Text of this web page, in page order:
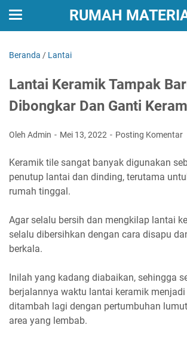
RUMAH
Beranda / Lantai
Lantai Keramik Tampak
Dibongkar Dan Ganti
Oleh Admin Mei 13, 2022 Posting Komentar
Keramik tile sangat banyak digunakan
penutup lantai dan dinding, terutama
rumah tinggal.
Agar selalu bersih dan mengkilap lantai
selalu dibersihkan dengan cara disapu
berkala.
Inilah yang kadang diabaikan, sehingga
berjalannya waktu lantai keramik
ditambah lagi dengan pertumbuhan
area yang lembab.